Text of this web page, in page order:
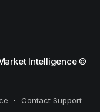
priced for
Intelligence©
Contact Support